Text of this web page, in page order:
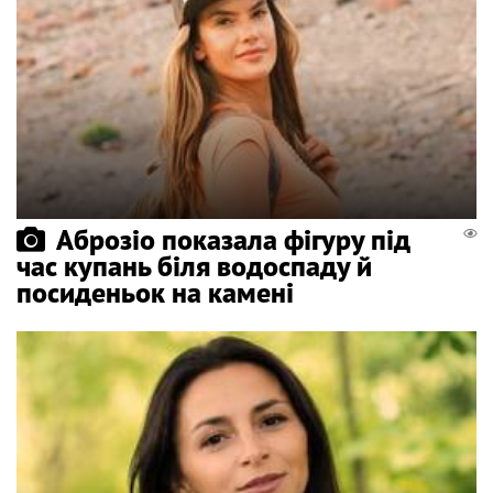
Аброзіо показала фігуру під
час купань біля водоспаду й
посиденьок на камені